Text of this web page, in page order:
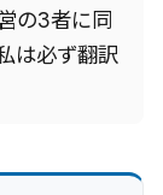
の3者に同
は必ず翻訳